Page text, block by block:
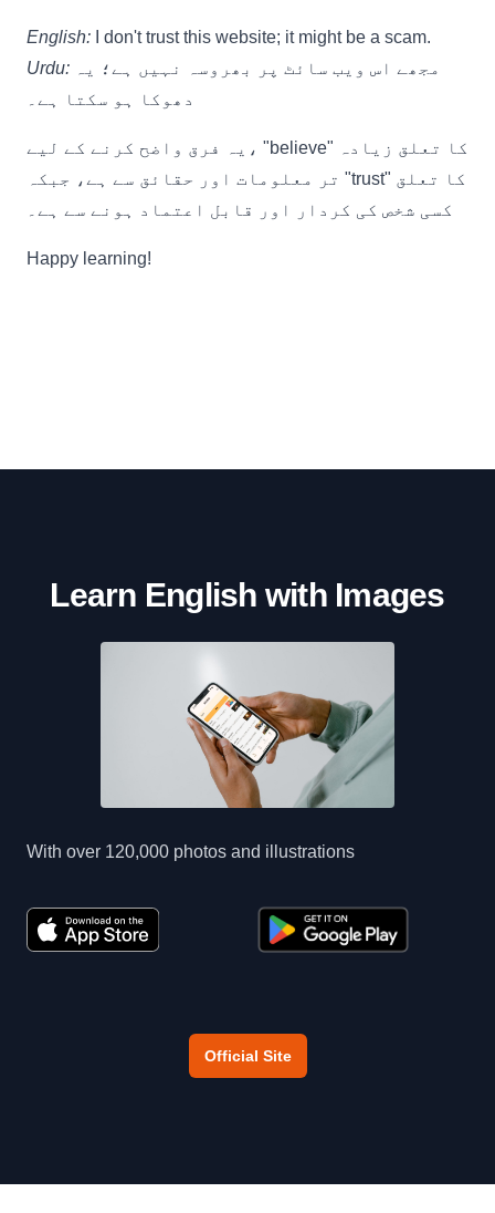
English: I don't trust this website; it might be a scam.
Urdu:
دھوکا ہو سکتا ہے۔
یہ فرق واضح کرنے کے لیے، "believe" کا تعلق زیادہ
تر معلومات اور حقائق سے ہے، جبکہ "trust" کا تعلق
کسی شخص کی کردار اور قابل اعتماد ہونے سے ہے۔
Happy learning!
Learn English with Images
With over 120,000 photos and illustrations
Official Site